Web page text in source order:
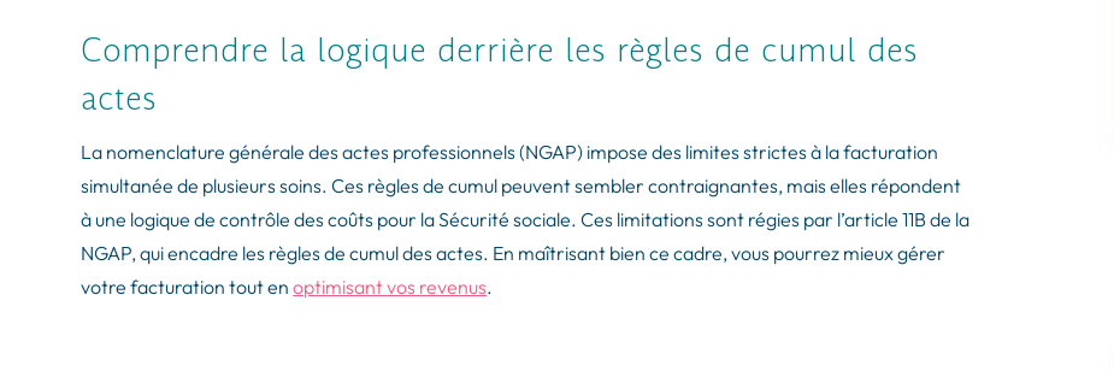
Comprendre la logique derrière les règles de cumul des
actes
La nomenclature générale des actes professionnels (NGAP) impose des limites strictes à la facturation
simultanée de plusieurs soins. Ces règles de cumul peuvent sembler contraignantes, mais elles répondent
à une logique de contrôle des coûts pour la Sécurité sociale. Ces limitations sont régies par l’article 11B de la
NGAP, qui encadre les règles de cumul des actes. En maîtrisant bien ce cadre, vous pourrez mieux gérer
votre facturation tout enoptimisant vos revenus.